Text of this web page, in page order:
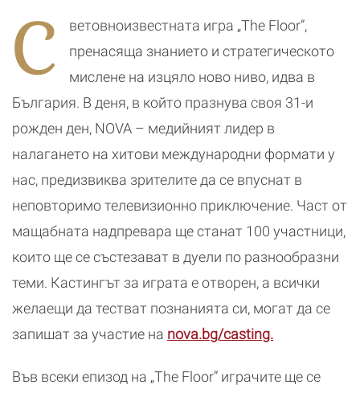
С
ветовноизвестната игра „The Floor”,
пренасяща знанието и стратегическото
мислене на изцяло ново ниво, идва в
България. В деня, в който празнува своя 31-и
рожден ден, NOVA – медийният лидер в
налагането на хитови международни формати у
нас, предизвиква зрителите да се впуснат в
неповторимо телевизионно приключение. Част от
мащабната надпревара ще станат 100 участници,
които ще се състезават в дуели по разнообразни
теми. Кастингът за играта е отворен, а всички
желаещи да тестват познанията си, могат да се
запишат за участие на nova.bg/casting.
Във всеки епизод на „The Floor” играчите ще се